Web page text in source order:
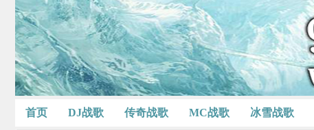
首页 DJ战歌 传奇战歌 MC战歌 冰雪战歌